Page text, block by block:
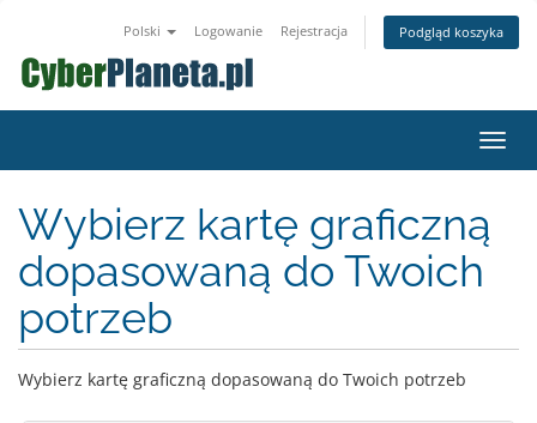
Polski Logowanie Rejestracja Podgląd koszyka
Wybierz kartę graficzną
dopasowaną do Twoich
potrzeb
Wybierz kartę graficzną dopasowaną do Twoich potrzeb